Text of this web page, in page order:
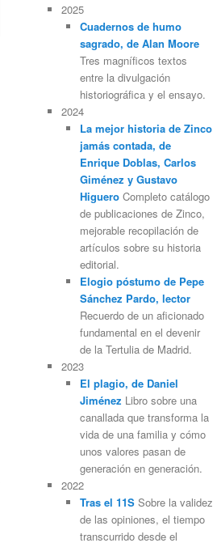
2025
Cuadernos de humo
sagrado, de Alan Moore
Tres magníficos textos
entre la divulgación
historiográfica y el ensayo.
2024
La mejor historia de Zinco
jamás contada, de
Enrique Doblas, Carlos
Giménez y Gustavo
HigueroCompleto catálogo
de publicaciones de Zinco,
mejorable recopilación de
artículos sobre su historia
editorial.
Elogio póstumo de Pepe
Sánchez Pardo, lector
Recuerdo de un aficionado
fundamental en el devenir
de la Tertulia de Madrid.
2023
El plagio, de Daniel
Jiménez Libro sobre una
canallada que transforma la
vida de una familia y cómo
unos valores pasan de
generación en generación.
2022
Tras el 11SSobre la validez
de las opiniones, el tiempo
transcurrido desde el